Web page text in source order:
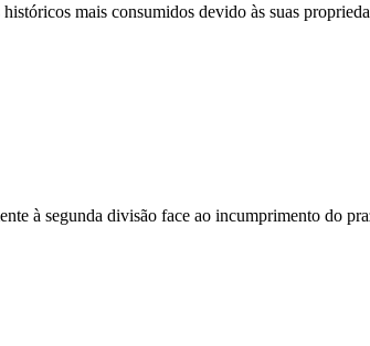
mais consumidos devido às suas
à segunda divisão face ao incumprimento do